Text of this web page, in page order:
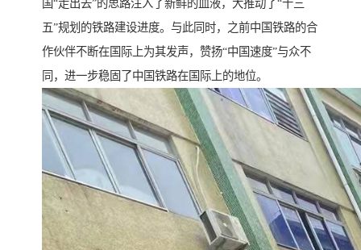
国“走出去”的思路注入了新鲜的血液，大推动了“十三
五”规划的铁路建设进度。与此同时，之前中国铁路的合
作伙伴不断在国际上为其发声，赞扬“中国速度”与众不
同，进一步稳固了中国铁路在国际上的地位。